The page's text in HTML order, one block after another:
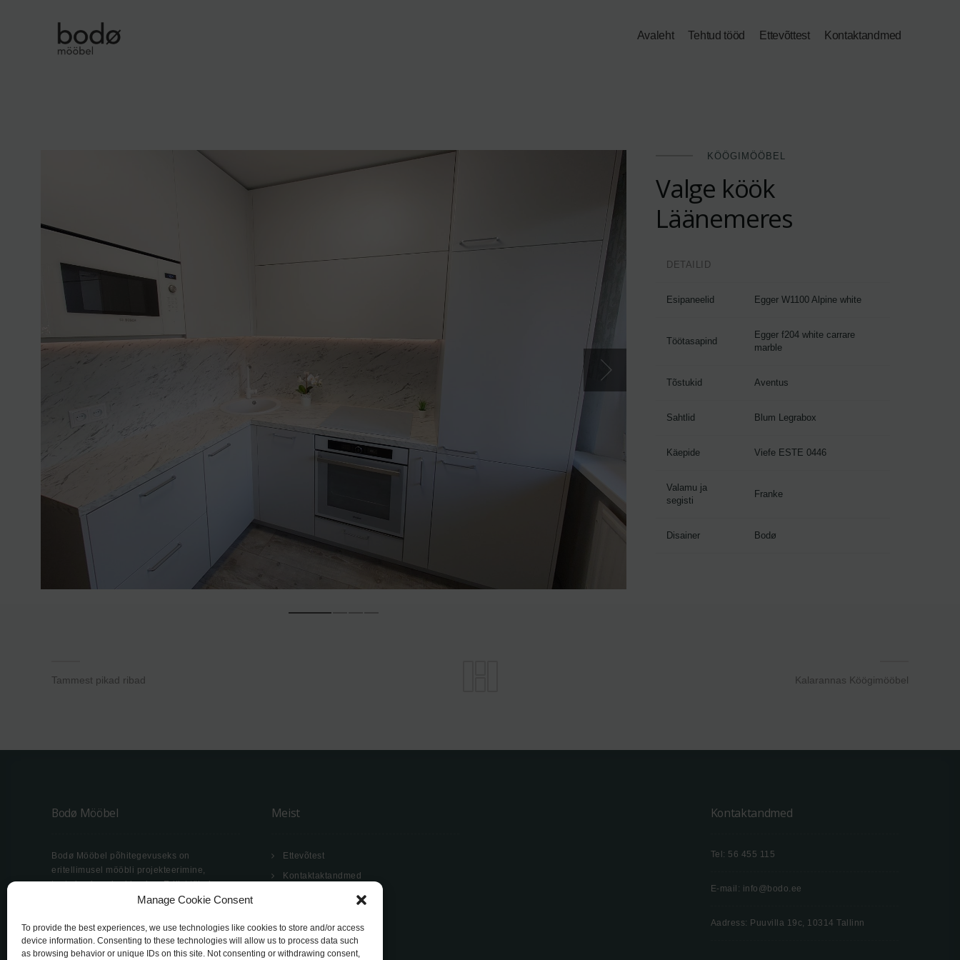
Manage Cookie Consent
To provide the best experiences, we use technologies like cookies to store and/or access
device information. Consenting to these technologies will allow us to process data such
as browsing behavior or unique IDs on this site. Not consenting or withdrawing consent,
Avaleht Tehtud tööd Ettevõttest Kontaktandmed
KÖÖGIMÖÖBEL
Valge köök
Läänemeres
DETAILID
Esipaneelid Egger W1100 Alpine white
Töötasapind
Egger f204 white carrare
marble
Tõstukid Aventus
Sahtlid Blum Legrabox
Käepide Viefe ESTE 0446
Valamu ja
segisti
Franke
Disainer Bodø
Tammest pikad ribad Kalarannas Köögimööbel
Bodø Mööbel
Bodø Mööbel põhitegevuseks on
eritellimusel mööbli projekteerimine,
tootmine ja paigaldamine. Erilist tähelepanu
pöörame kasutatavate materjalide
kaasaja nõuetele.
Meist
Ettevõtest
Kontaktaktandmed
Kontaktandmed
Tel: 56 455 115
E-mail: info@bodo.ee
Aadress: Puuvilla 19c, 10314 Tallinn